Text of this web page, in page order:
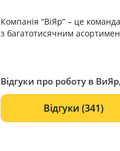
Компанія “ВіЯр” – це
з багатотисячним
Відгуки про роботу в
Відгуки (341)